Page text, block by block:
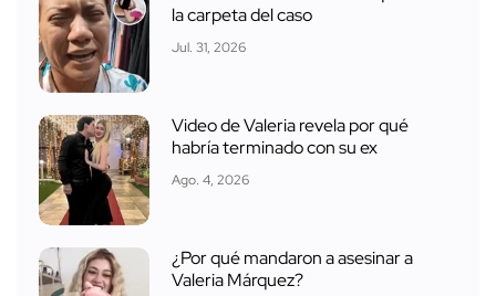
la carpeta del caso
Jul. 31, 2026
Video de Valeria revela por qué
habría terminado con su ex
Ago. 4, 2026
¿Por qué mandaron a asesinar a
Valeria Márquez?